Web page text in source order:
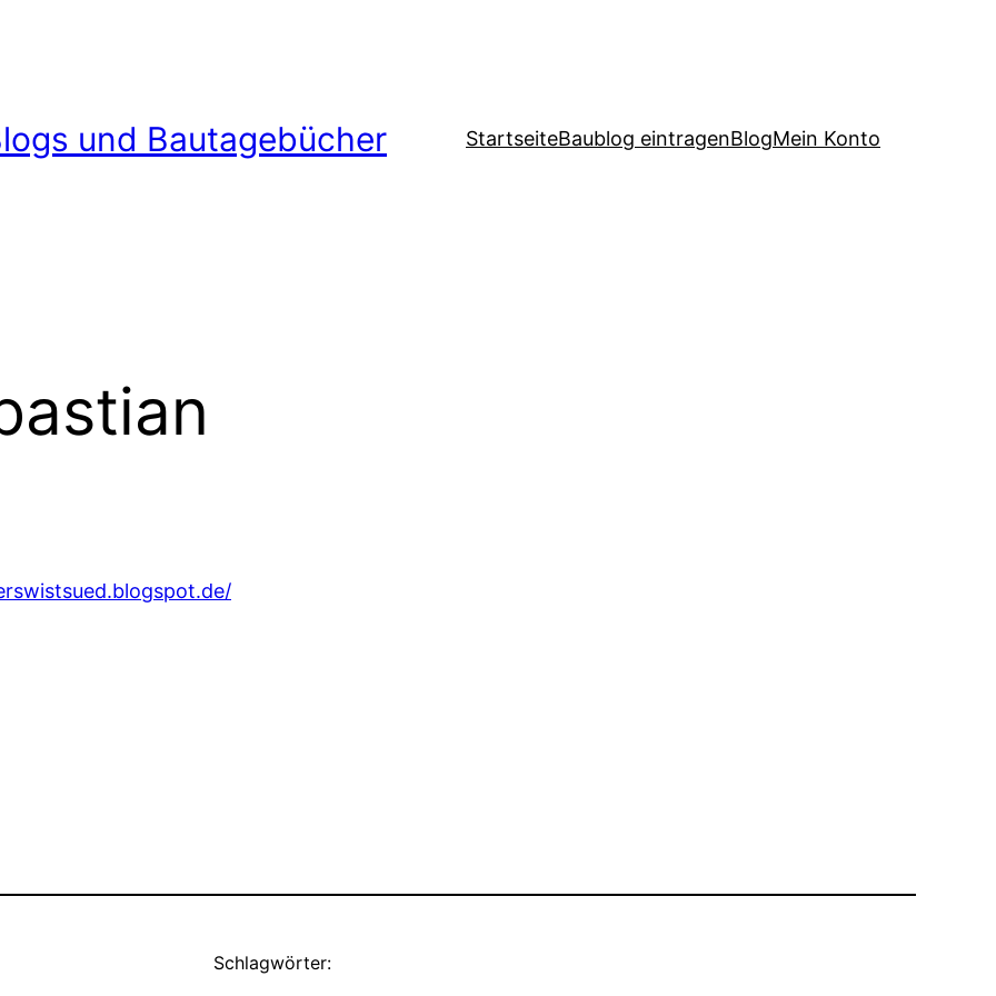
und Bautagebücher StartseiteBaublog eintragenBlogMein Konto
Schlagwörter: